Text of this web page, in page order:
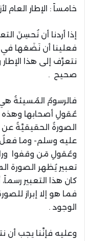
خامساً : الإطار العام
إذا أردنا أن نُحسِنَ
فعلينا أن نَضَعَها في
نتعرَّف إلى هذا
صحيح .
فالرسومُ المُسيئةُ
عُقولِ أصحابها
الصورةُ الحقيقيَّةُ عن
عليه وسلم- وما فعلُ
وعُقولِ مَن وقفوا
تعبير يُظهر الصورة
كان هذا التعبير
فما هو إلا إبراز
الوجود .
وعليه فإنَّنا يجب أن